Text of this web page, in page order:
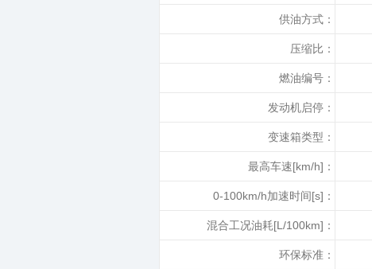
供油方式：
压缩比：
燃油编号：
发动机启停：
变速箱类型：
最高车速[km/h]：
0-100km/h加速时间[s]：
混合工况油耗[L/100km]：
环保标准：